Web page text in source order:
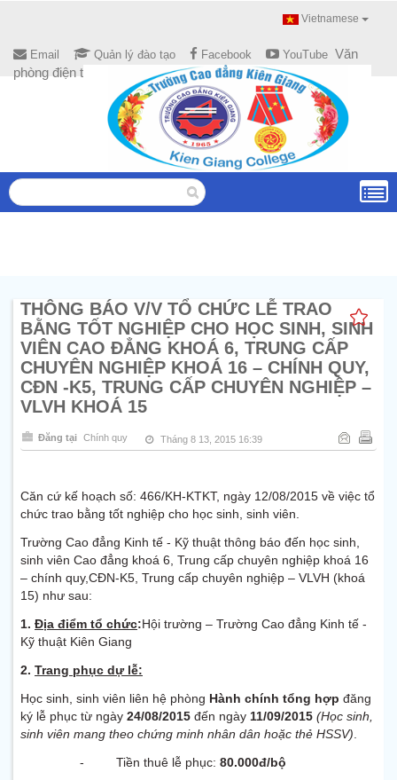
Vietnamese
Email Quản lý đào tạo Facebook YouTube Văn
phòng điện tử
THÔNG BÁO V/V TỔ CHỨC LỄ TRAO
BẰNG TỐT NGHIỆP CHO HỌC SINH, SINH
VIÊN CAO ĐẲNG KHOÁ 6, TRUNG CẤP
CHUYÊN NGHIỆP KHOÁ 16 – CHÍNH QUY,
CĐN -K5, TRUNG CẤP CHUYÊN NGHIỆP –
VLVH KHOÁ 15
Đăng tại Chính quy Tháng 8 13, 2015 16:39
Căn cứ kế hoạch số: 466/KH-KTKT, ngày 12/08/2015 về việc tổ
chức trao bằng tốt nghiệp cho học sinh, sinh viên.
Trường Cao đẳng Kinh tế - Kỹ thuật thông báo đến học sinh,
sinh viên Cao đẳng khoá 6, Trung cấp chuyên nghiệp khoá 16
– chính quy,CĐN-K5, Trung cấp chuyên nghiệp – VLVH (khoá
15) như sau:
1. Địa điểm tổ chức:Hội trường – Trường Cao đẳng Kinh tế -
Kỹ thuật Kiên Giang
2. Trang phục dự lễ:
Học sinh, sinh viên liên hệ phòng Hành chính tổng hợp đăng
ký lễ phục từ ngày 24/08/2015 đến ngày 11/09/2015 (Học sinh,
sinh viên mang theo chứng minh nhân dân hoặc thẻ HSSV).
- Tiền thuê lễ phục: 80.000đ/bộ